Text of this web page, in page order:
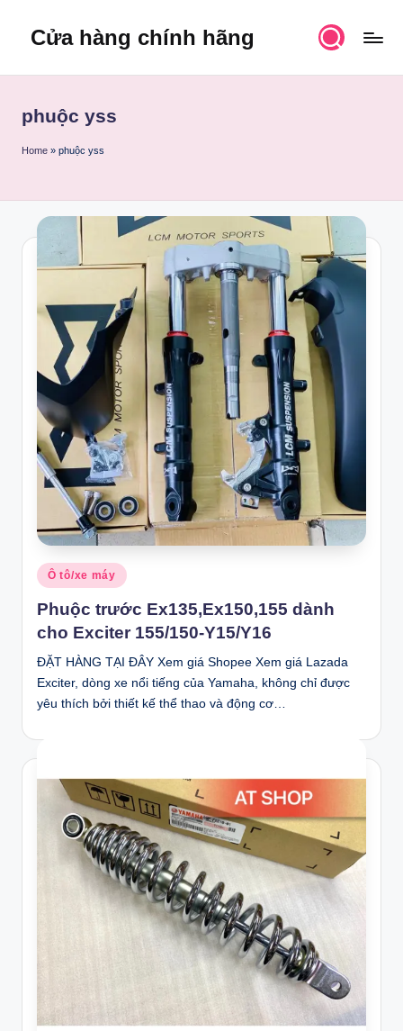
Cửa hàng chính hãng
phuộc yss
Home » phuộc yss
Posted
in
Ô tô/xe máy
Phuộc trước Ex135,Ex150,155 dành
cho Exciter 155/150-Y15/Y16
ĐẶT HÀNG TẠI ĐÂY Xem giá Shopee Xem giá Lazada
Exciter, dòng xe nổi tiếng của Yamaha, không chỉ được
yêu thích bởi thiết kế thể thao và động cơ…